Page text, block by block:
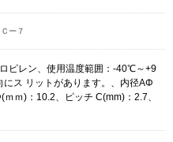
ー７
ピレン、使用温度範囲：-40℃～+9
ス リットがあります。、内径AΦ
ｍ)：10.2、ピッチ C(mm)：2.7、